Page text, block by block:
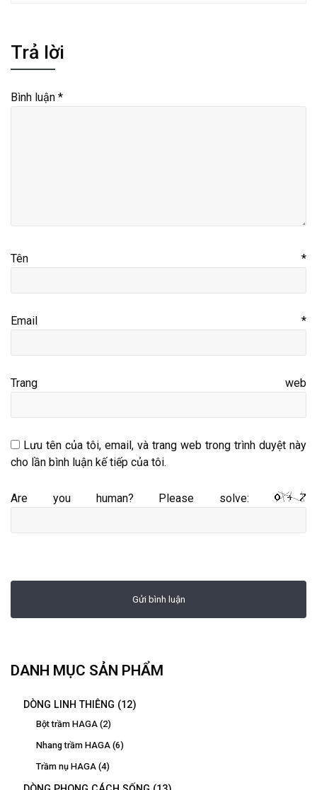
Trả lời
Bình luận *
Tên *
Email *
Trang web
Lưu tên của tôi, email, và trang web trong trình duyệt này
cho lần bình luận kế tiếp của tôi.
Are you human? Please solve:
DANH MỤC SẢN PHẨM
DÒNG LINH THIÊNG (12)
Bột trầm HAGA (2)
Nhang trầm HAGA (6)
Trầm nụ HAGA (4)